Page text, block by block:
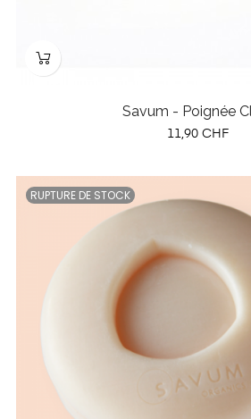
Savum - Poignée
Prix
11,90 CHF
RUPTURE DE STOCK